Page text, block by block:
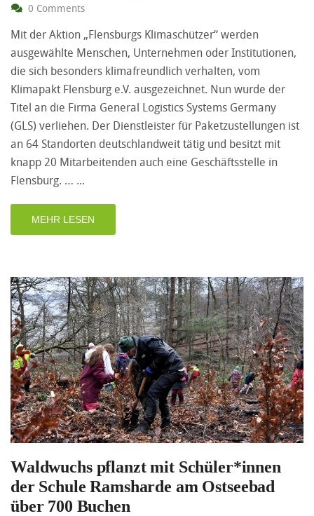
0 Comments
Mit der Aktion „Flensburgs Klimaschützer“ werden
ausgewählte Menschen, Unternehmen oder Institutionen,
die sich besonders klimafreundlich verhalten, vom
Klimapakt Flensburg e.V. ausgezeichnet. Nun wurde der
Titel an die Firma General Logistics Systems Germany
(GLS) verliehen. Der Dienstleister für Paketzustellungen ist
an 64 Standorten deutschlandweit tätig und besitzt mit
knapp 20 Mitarbeitenden auch eine Geschäftsstelle in
Flensburg. …
MEHR LESEN
Waldwuchs pflanzt mit Schüler*innen
der Schule Ramsharde am Ostseebad
über 700 Buchen